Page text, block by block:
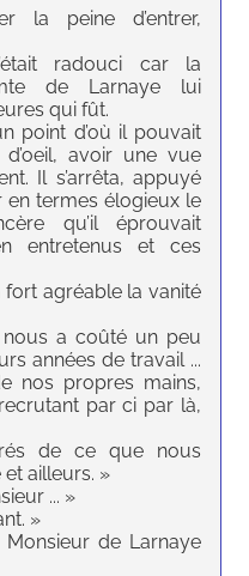
la peine d’entrer,
radouci car la
de Larnaye lui
qui fût.
point d’où il pouvait
avoir une vue
Il s’arrêta, appuyé
termes élogieux le
qu’il éprouvait
entretenus et ces
agréable la vanité
a coûté un peu
années de travail ...
nos propres mains,
par ci par là,
de ce que nous
et ailleurs. »
... »
»
de Larnaye